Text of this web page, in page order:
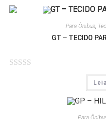
Para Ônibus
GT – TECIDO
Para